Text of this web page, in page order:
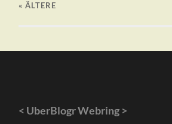
« ÄLTERE
< UberBlogr Webring >